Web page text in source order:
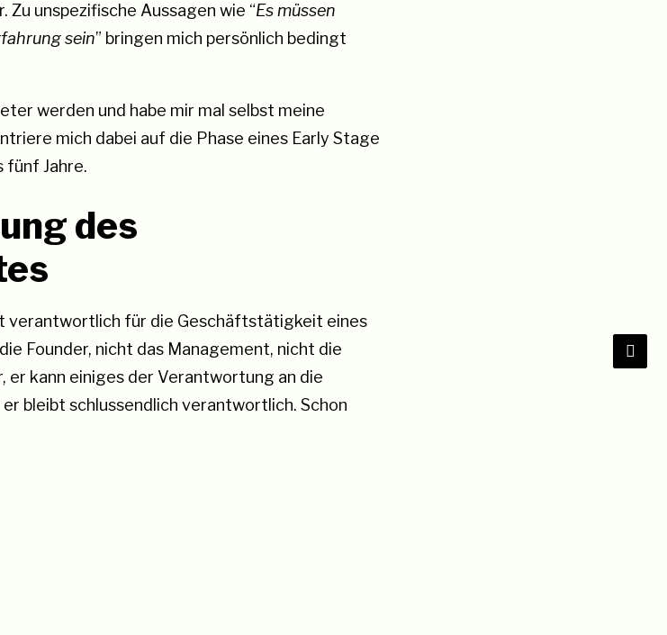
unspezifische Aussagen wie “Es müssen
sein” bringen mich persönlich bedingt
werden und habe mir mal selbst meine
mich dabei auf die Phase eines Early Stage
fünf Jahre.
des
verantwortlich für die Geschäftstätigkeit eines
Founder, nicht das Management, nicht die
er kann einiges der Verantwortung an die
bleibt schlussendlich verantwortlich. Schon